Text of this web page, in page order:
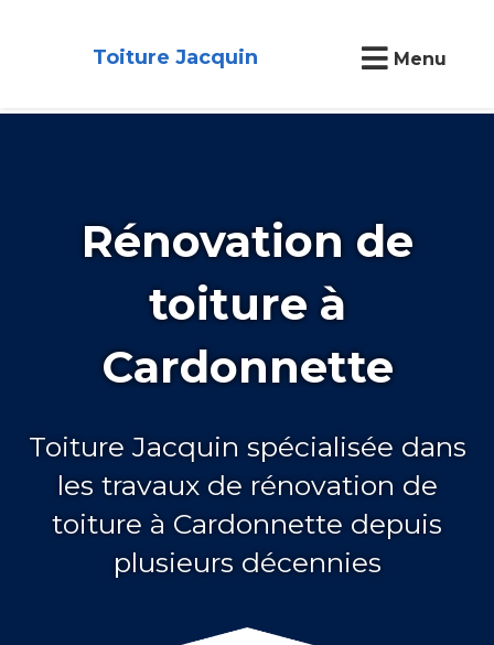
Toiture Jacquin Menu
Rénovation de
toiture à
Cardonnette
Toiture Jacquin spécialisée dans
les travaux de rénovation de
toiture à Cardonnette depuis
plusieurs décennies